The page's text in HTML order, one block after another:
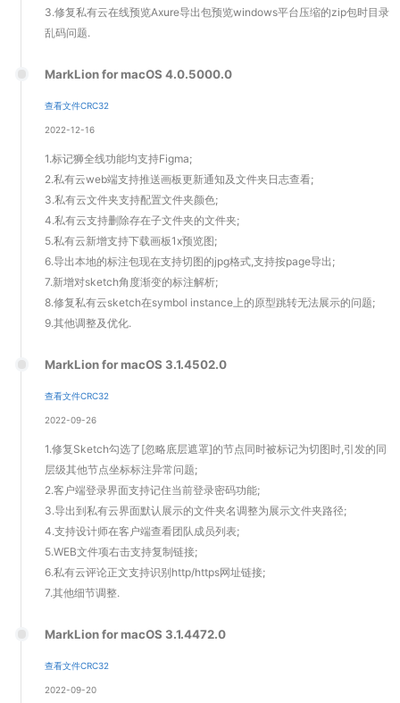
3.修复私有云在线预览Axure导出包预览windows平台压缩的zip包时目录
乱码问题.
2022-12-16
查看文件CRC32
MarkLion for macOS 4.0.5000.0
1.标记狮全线功能均支持Figma;
2.私有云web端支持推送画板更新通知及文件夹日志查看;
3.私有云文件夹支持配置文件夹颜色;
4.私有云支持删除存在子文件夹的文件夹;
5.私有云新增支持下载画板1x预览图;
6.导出本地的标注包现在支持切图的jpg格式,支持按page导出;
7.新增对sketch角度渐变的标注解析;
8.修复私有云sketch在symbol instance上的原型跳转无法展示的问题;
9.其他调整及优化.
2022-09-26
查看文件CRC32
MarkLion for macOS 3.1.4502.0
1.修复Sketch勾选了[忽略底层遮罩]的节点同时被标记为切图时,引发的同
层级其他节点坐标标注异常问题;
2.客户端登录界面支持记住当前登录密码功能;
3.导出到私有云界面默认展示的文件夹名调整为展示文件夹路径;
4.支持设计师在客户端查看团队成员列表;
5.WEB文件项右击支持复制链接;
6.私有云评论正文支持识别http/https网址链接;
7.其他细节调整.
2022-09-20
查看文件CRC32
MarkLion for macOS 3.1.4472.0